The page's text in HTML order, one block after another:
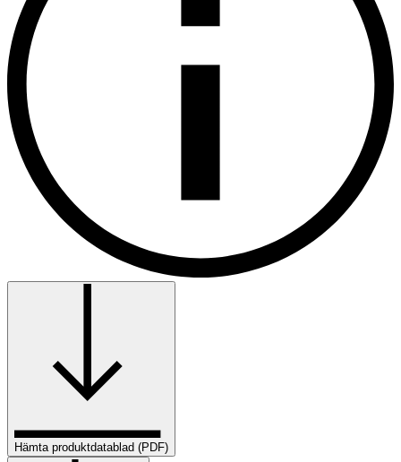
Hämta produktdatablad (PDF)